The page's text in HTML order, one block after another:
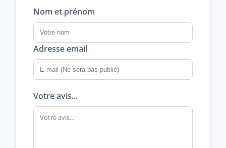
Nom et prénom
Adresse email
Votre avis...